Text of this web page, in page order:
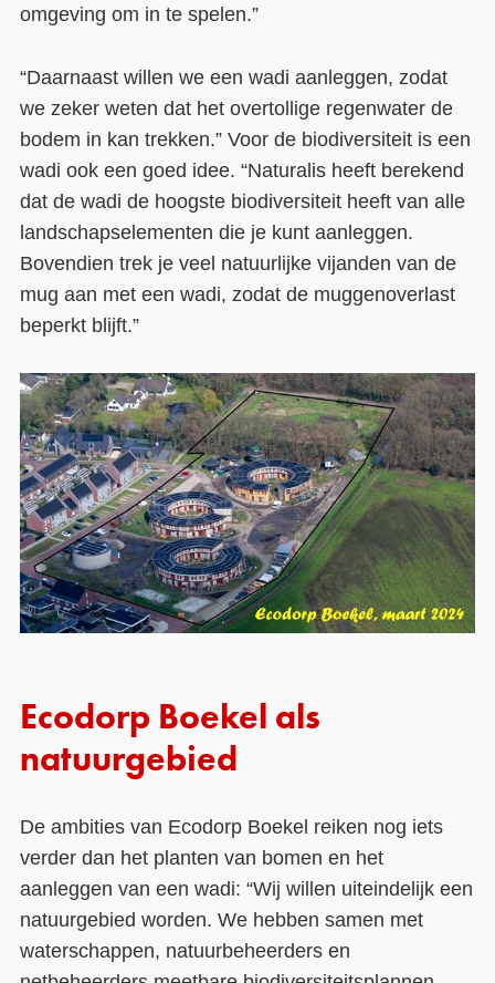
omgeving om in te spelen.”
“Daarnaast willen we een wadi aanleggen, zodat
we zeker weten dat het overtollige regenwater de
bodem in kan trekken.” Voor de biodiversiteit is een
wadi ook een goed idee. “Naturalis heeft berekend
dat de wadi de hoogste biodiversiteit heeft van alle
landschapselementen die je kunt aanleggen.
Bovendien trek je veel natuurlijke vijanden van de
mug aan met een wadi, zodat de muggenoverlast
beperkt blijft.”
Ecodorp Boekel als
natuurgebied
De ambities van Ecodorp Boekel reiken nog iets
verder dan het planten van bomen en het
aanleggen van een wadi: “Wij willen uiteindelijk een
natuurgebied worden. We hebben samen met
waterschappen, natuurbeheerders en